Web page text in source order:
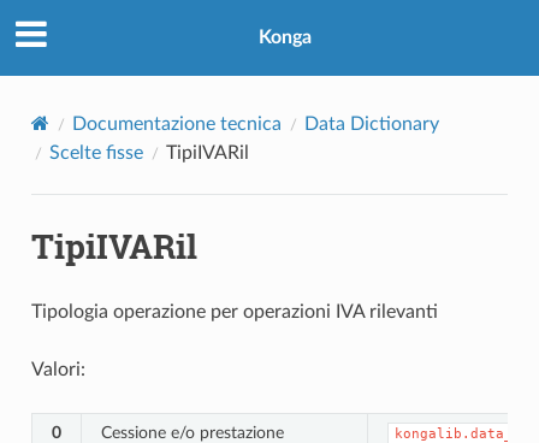
Konga
Documentazione tecnica
Data Dictionary
Scelte fisse
TipiIVARil
TipiIVARil
Tipologia operazione per operazioni IVA rilevanti
Valori:
0 Cessione e/o prestazione